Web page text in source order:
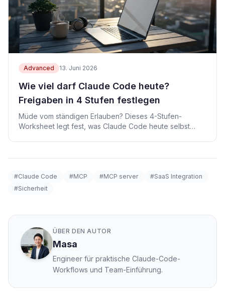
Advanced 13. Juni 2026
Wie viel darf Claude Code heute?
Freigaben in 4 Stufen festlegen
Müde vom ständigen Erlauben? Dieses 4-Stufen-
Worksheet legt fest, was Claude Code heute selbst
#Claude Code #MCP #MCP server
#SaaS Integration
#Sicherheit
ÜBER DEN AUTOR
Masa
Engineer für praktische Claude-Code-
Workflows und Team-Einführung.